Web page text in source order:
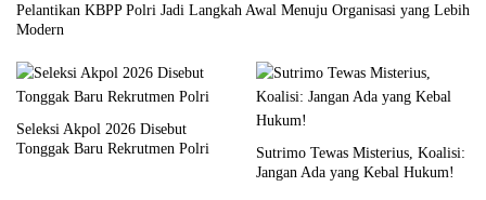
Pelantikan KBPP Polri Jadi Langkah Awal Menuju Organisasi yang Lebih
Modern
Seleksi Akpol 2026 Disebut
Tonggak Baru Rekrutmen Polri
Sutrimo Tewas Misterius, Koalisi:
Jangan Ada yang Kebal Hukum!